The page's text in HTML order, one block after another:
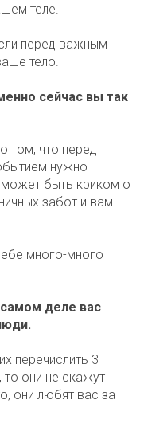
теле.
перед важным
тело.
сейчас вы так
том, что перед
нужно
может быть криком о
забот и вам
много-много
деле вас
перечислить 3
они не скажут
они любят вас за